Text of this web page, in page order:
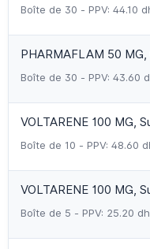
Boîte de 30 - PPV: 44.10
PHARMAFLAM 50
Boîte de 30 - PPV: 43.60
VOLTARENE 100 MG,
Boîte de 10 - PPV: 48.60
VOLTARENE 100 MG,
Boîte de 5 - PPV: 25.20